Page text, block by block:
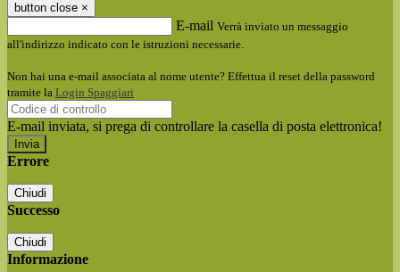
button close ×
E-mail Verrà inviato un messaggio
all'indirizzo indicato con le istruzioni necessarie.
Non hai una e-mail associata al nome utente? Effettua il reset della password
tramite la Login Spaggiari
E-mail inviata, si prega di controllare la casella di posta elettronica!
Errore
Chiudi
Successo
Chiudi
Informazione